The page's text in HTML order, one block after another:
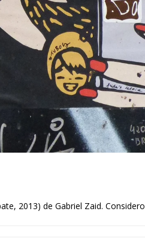
2013) de Gabriel Zaid. Considero